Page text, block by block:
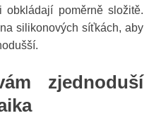
poměrně složitě.
silikonových síťkách, aby
zjednoduší